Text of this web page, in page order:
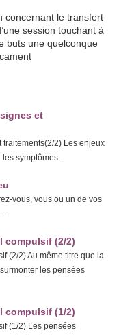
concernant le transfert
session touchant à
buts une quelconque
et
traitements(2/2) Les enjeux
les symptômes...
vous, vous ou un de vos
compulsif (2/2)
(2/2) Au même titre que la
les pensées
compulsif (1/2)
(1/2) Les pensées